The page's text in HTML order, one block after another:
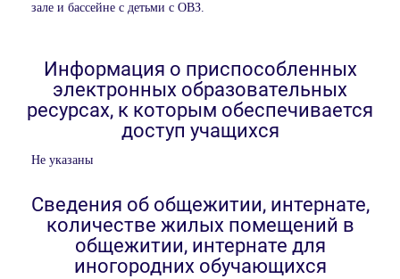
зале и бассейне с детьми с ОВЗ.
Информация о приспособленных
электронных образовательных
ресурсах, к которым обеспечивается
доступ учащихся
Не указаны
Сведения об общежитии, интернате,
количестве жилых помещений в
общежитии, интернате для
иногородних обучающихся